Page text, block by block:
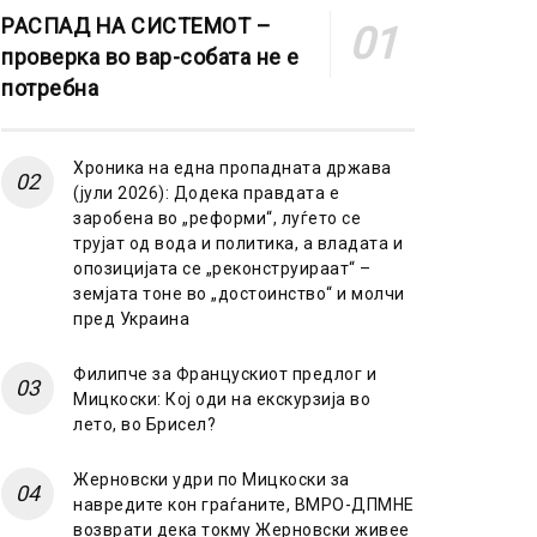
РАСПАД НА СИСТЕМОТ –
проверка во вар-собата не е
потребна
Хроника на една пропадната држава
(јули 2026): Додека правдата е
заробена во „реформи“, луѓето се
трујат од вода и политика, а владата и
опозицијата се „реконструираат“ –
земјата тоне во „достоинство“ и молчи
пред Украина
Филипче за Францускиот предлог и
Мицкоски: Кој оди на екскурзија во
лето, во Брисел?
Жерновски удри по Мицкоски за
навредите кон граѓаните, ВМРО-ДПМНЕ
возврати дека токму Жерновски живее